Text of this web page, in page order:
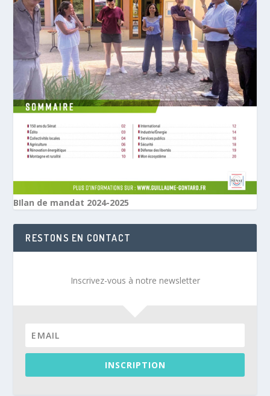
BIlan de mandat 2024-2025
RESTONS EN CONTACT
Inscrivez-vous à notre newsletter
INSCRIPTION